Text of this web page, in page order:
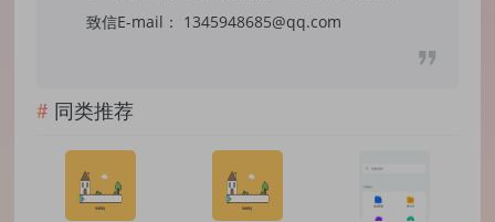
致信E-mail： 1345948685@qq.com
同类推荐